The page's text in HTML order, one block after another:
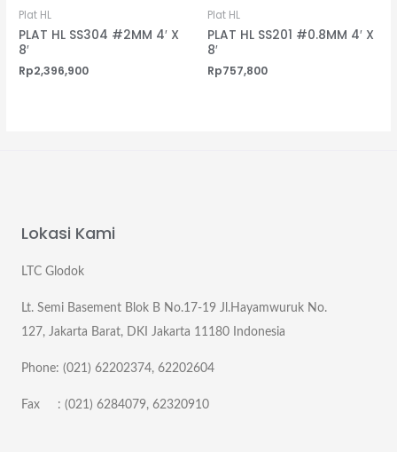
Plat HL
PLAT HL SS304 #2MM 4′ X
8′
Rp2,396,900
Plat HL
PLAT HL SS201 #0.8MM 4′ X
8′
Rp757,800
Lokasi Kami
LTC Glodok
Lt. Semi Basement Blok B No.17-19 Jl.Hayamwuruk No.
127, Jakarta Barat, DKI Jakarta 11180 Indonesia
Phone: (021) 62202374, 62202604
Fax : (021) 6284079, 62320910